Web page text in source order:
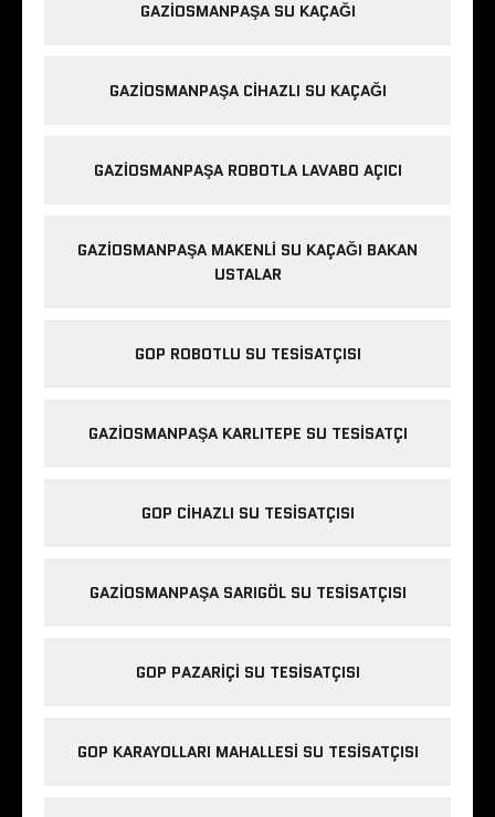
GAZIOSMANPAŞA SU KAÇAĞI
GAZIOSMANPAŞA CIHAZLI SU KAÇAĞI
GAZIOSMANPAŞA ROBOTLA LAVABO AÇICI
GAZIOSMANPAŞA MAKENLI SU KAÇAĞI BAKAN
USTALAR
GOP ROBOTLU SU TESISATÇISI
GAZIOSMANPAŞA KARLITEPE SU TESISATÇI
GOP CIHAZLI SU TESISATÇISI
GAZIOSMANPAŞA SARIGÖL SU TESISATÇISI
GOP PAZARIÇI SU TESISATÇISI
GOP KARAYOLLARI MAHALLESI SU TESISATÇISI